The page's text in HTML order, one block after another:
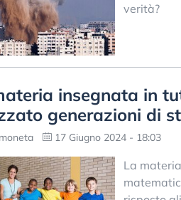
verità?
insegnata in
generazioni di
17 Giugno 2024 - 18:03
La